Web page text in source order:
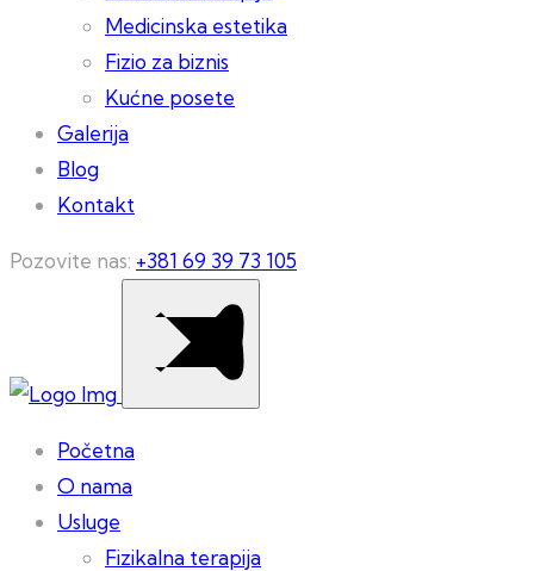
Medicinska estetika
Fizio za biznis
Kućne posete
Galerija
Blog
Kontakt
Pozovite nas: +381 69 39 73 105
Početna
O nama
Usluge
Fizikalna terapija